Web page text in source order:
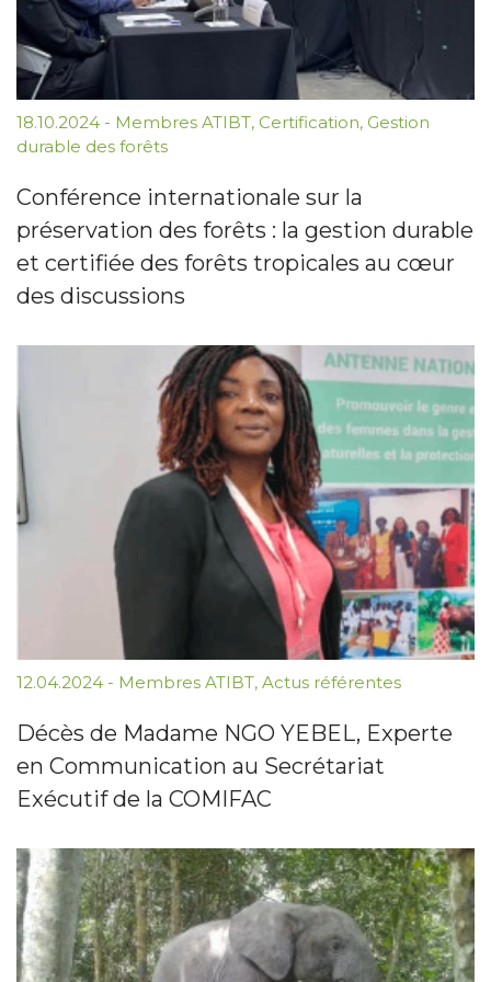
18.10.2024 - Membres ATIBT, Certification, Gestion
durable des forêts
Conférence internationale sur la
préservation des forêts : la gestion durable
et certifiée des forêts tropicales au cœur
des discussions
12.04.2024 - Membres ATIBT, Actus référentes
Décès de Madame NGO YEBEL, Experte
en Communication au Secrétariat
Exécutif de la COMIFAC